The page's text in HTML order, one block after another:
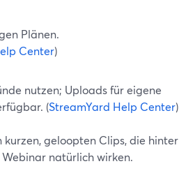
Plänen.
Center)
nutzen; Uploads für eigene
(StreamYard Help Center)
geloopten Clips, die hinter
natürlich wirken.